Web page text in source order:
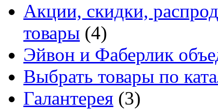
Акции, скидки,
товары (4)
Эйвон и Фаберлик
Выбрать товары по
Галантерея (3)